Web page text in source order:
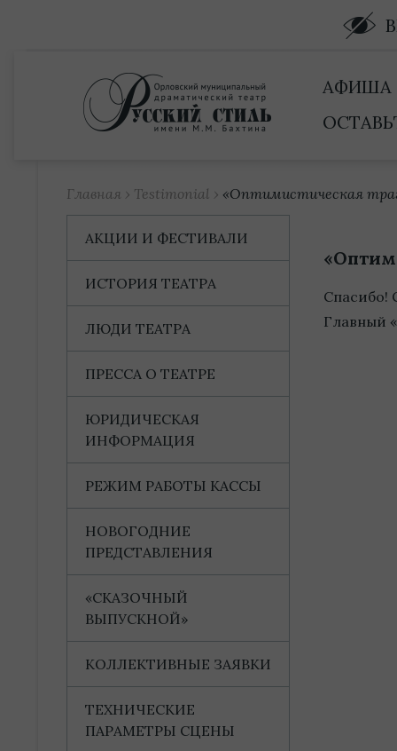
АФИША
Главная › Testimonial › «Оптимистическая
Спасибо!
Главный
АКЦИИ И ФЕСТИВАЛИ
ИСТОРИЯ ТЕАТРА
ЛЮДИ ТЕАТРА
ПРЕССА О ТЕАТРЕ
ЮРИДИЧЕСКАЯ
ИНФОРМАЦИЯ
РЕЖИМ РАБОТЫ КАССЫ
НОВОГОДНИЕ
ПРЕДСТАВЛЕНИЯ
«СКАЗОЧНЫЙ
ВЫПУСКНОЙ»
КОЛЛЕКТИВНЫЕ ЗАЯВКИ
ТЕХНИЧЕСКИЕ
ПАРАМЕТРЫ СЦЕНЫ